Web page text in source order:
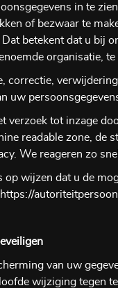
in te
of bezwaar te
betekent dat u bij
organisatie, te
correctie,
uw
verzoek tot inzage
readable zone,
We reageren zo
wijzen dat u de
https://
van uw
wijziging tegen